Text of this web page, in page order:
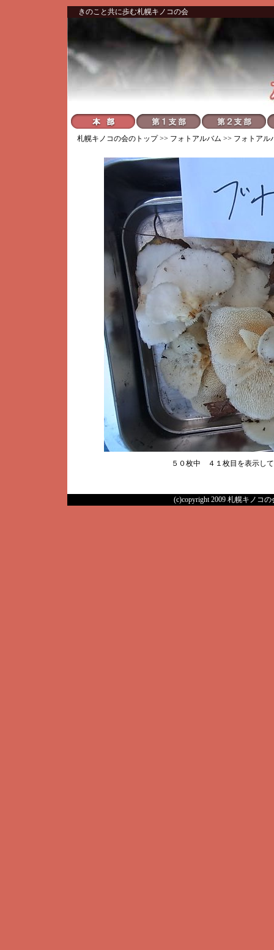
きのこと共に歩む札幌キノコの会
札幌キノコの会のトップ >> フォトアルバム >> フォトアル
５０枚中 ４１枚目を表示し
(c)copyright 2009 札幌キノコ